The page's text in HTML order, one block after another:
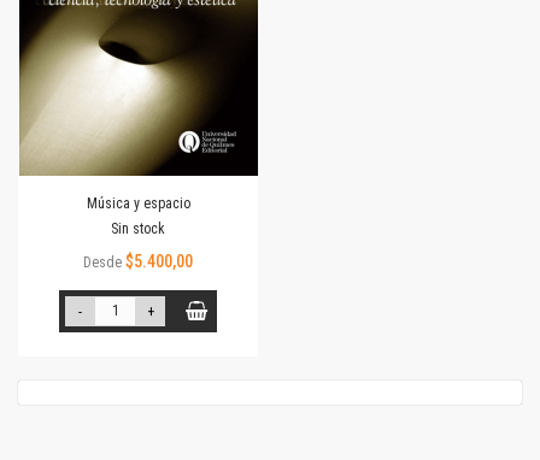
Música y espacio
Sin stock
Desde $5.400,00
- +